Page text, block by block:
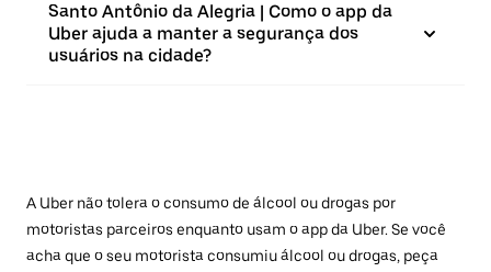
Santo Antônio da Alegria | Como o app da
Uber ajuda a manter a segurança dos
usuários na cidade?
A Uber não tolera o consumo de álcool ou drogas por
motoristas parceiros enquanto usam o app da Uber. Se você
acha que o seu motorista consumiu álcool ou drogas, peça